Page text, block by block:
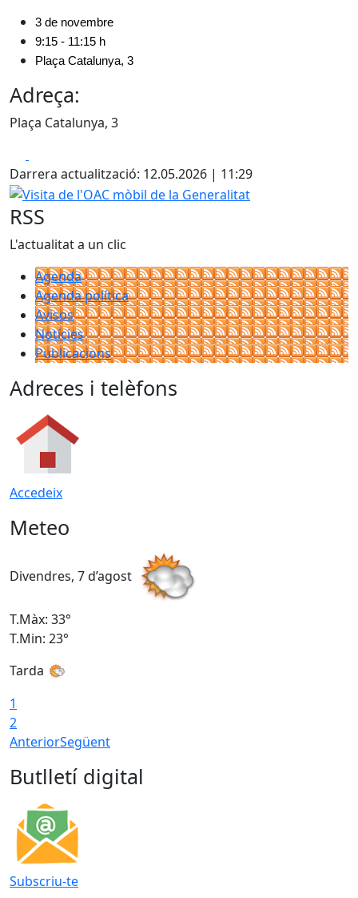
3 de novembre
9:15 - 11:15 h
Plaça Catalunya, 3
Adreça:
Plaça Catalunya, 3
Darrera actualització: 12.05.2026 | 11:29
Visita de l'OAC mòbil de la Generalitat
RSS
L'actualitat a un clic
Agenda
Agenda política
Avisos
Notícies
Publicacions
Adreces i telèfons
Accedeix
Meteo
Divendres, 7 d’agost
T.Màx: 33°
T.Min: 23°
Tarda
1
2
AnteriorSegüent
Butlletí digital
Subscriu-te